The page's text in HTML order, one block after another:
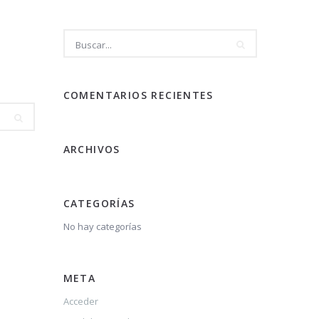
COMENTARIOS RECIENTES
ARCHIVOS
CATEGORÍAS
No hay categorías
META
Acceder